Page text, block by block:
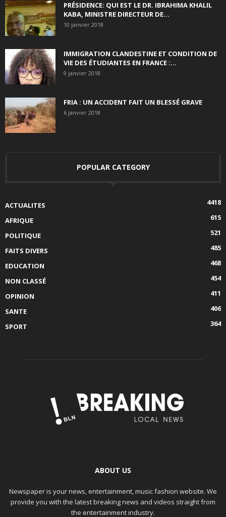
PRÉSIDENCE: QUI EST LE DR. IBRAHIMA KHALIL
KABA, MINISTRE DIRECTEUR DE...
10 janvier 2018
IMMIGRATION CLANDESTINE ET CONDITION DE
VIE DES ÉTUDIANTES EN FRANCE :...
9 janvier 2018
FRIA : UN ACCIDENT FAIT UN BLESSÉ GRAVE
6 janvier 2018
POPULAR CATEGORY
ACTUALITES
4418
AFRIQUE
615
POLITIQUE
521
FAITS DIVERS
485
EDUCATION
468
NON CLASSÉ
454
OPINION
411
SANTE
406
SPORT
364
ABOUT US
Newspaper is your news, entertainment, music fashion website. We
provide you with the latest breaking news and videos straight from
the entertainment industry.